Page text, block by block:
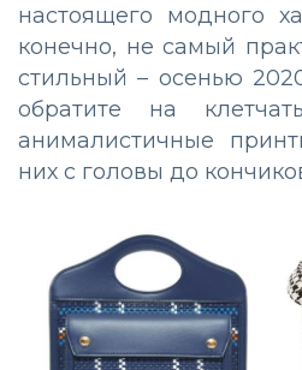
настоящего модного
конечно, не самый
стильный – осенью
обратите на
анималистичные
них с головы до